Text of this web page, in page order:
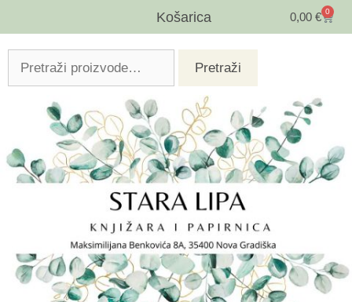
Košarica 0,00 € 0
Pretraži